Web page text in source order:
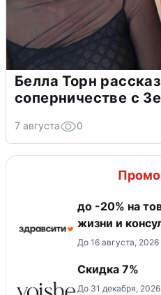
Белла Торн
соперничестве с
7 августа 0
до -20% на
жизни и
До 16 августа, 2026
​Скидка 7%
До 31 декабря, 2026